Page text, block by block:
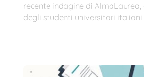
recente indagine di AlmaLaurea,
degli studenti universitari italiani